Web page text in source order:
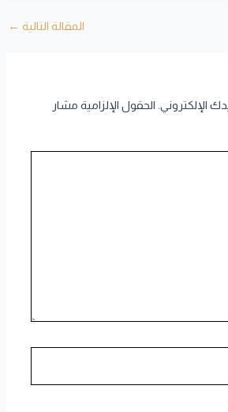
المقالة التالية ←
الإلكتروني. الحقول الإلزامية مشار